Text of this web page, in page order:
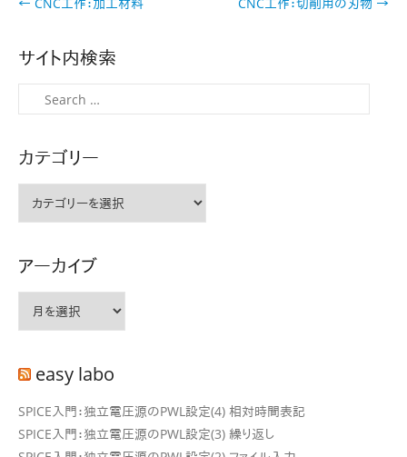
ナ
ビ
ー
ョ
ン
サイト内検索
索
カテゴリー
リ
アーカイブ
イ easy labo
SPICE入門：独立電圧源のPWL設定(4) 相対時間表記
SPICE入門：独立電圧源のPWL設定(3) 繰り返し